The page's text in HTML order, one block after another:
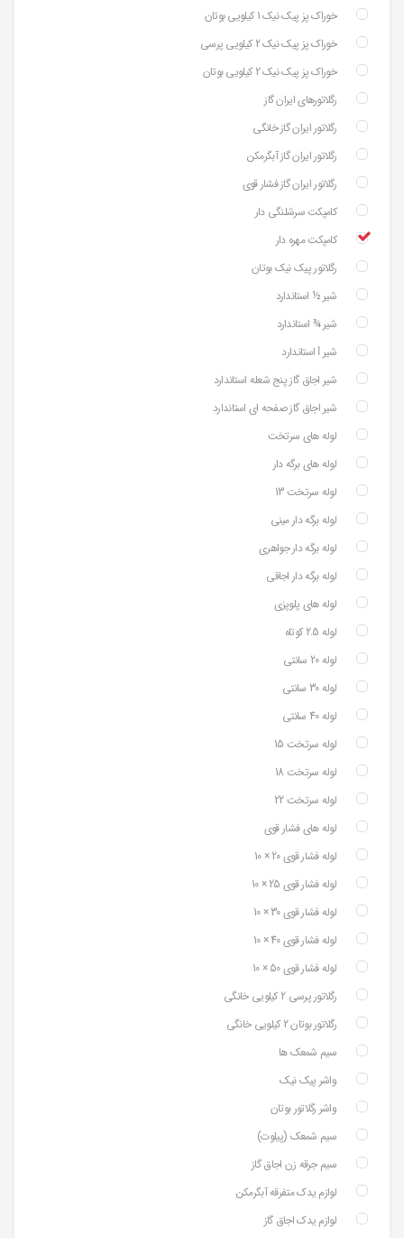
خوراک پز پیک نیک 1 کیلویی بوتان
خوراک پز پیک نیک 2 کیلویی پرسی
خوراک پز پیک نیک 2 کیلویی بوتان
رگلاتورهای ایران گاز
رگلاتور ایران گاز خانگی
رگلاتور ایران گاز آبگرمکن
رگلاتور ایران گاز فشار قوی
کامپکت سرشلنگی دار
کامپکت مهره دار
رگلاتور پیک نیک بوتان
شیر ½ استاندارد
شیر ¾ استاندارد
شیر ⅼ استاندارد
شیر اجاق گاز پنج شعله استاندارد
شیر اجاق گاز صفحه ای استاندارد
لوله های سرتخت
لوله های برگه دار
لوله سرتخت 13
لوله برگه دار مینی
لوله برگه دار جواهری
لوله برگه دار اجاقی
لوله های پلوپزی
لوله 2.5 کوتاه
لوله 20 سانتی
لوله 30 سانتی
لوله 40 سانتی
لوله سرتخت 15
لوله سرتخت 18
لوله سرتخت 22
لوله های فشار قوی
لوله فشار قوی 20 × 10
لوله فشار قوی 25 × 10
لوله فشار قوی 30 × 10
لوله فشار قوی 40 × 10
لوله فشار قوی 50 × 10
رگلاتور پرسی 2 کیلویی خانگی
رگلاتور بوتان 2 کیلویی خانگی
سیم شمعک ها
واشر پیک نیک
واشر رگلاتور بوتان
سیم شمعک (پیلوت)
سیم جرقه زن اجاق گاز
لوازم یدک متفرقه آبگرمکن
لوازم یدک اجاق گاز